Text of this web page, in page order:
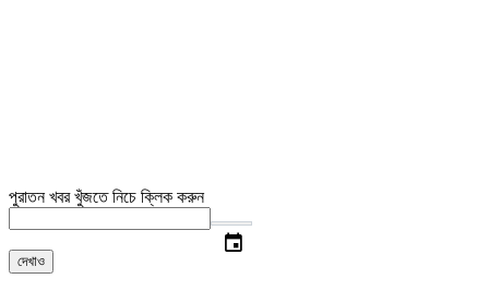
পুরাতন খবর খুঁজতে নিচে ক্লিক করুন
event
দেখাও